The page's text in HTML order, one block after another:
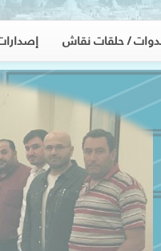
/ حلقات نقاش